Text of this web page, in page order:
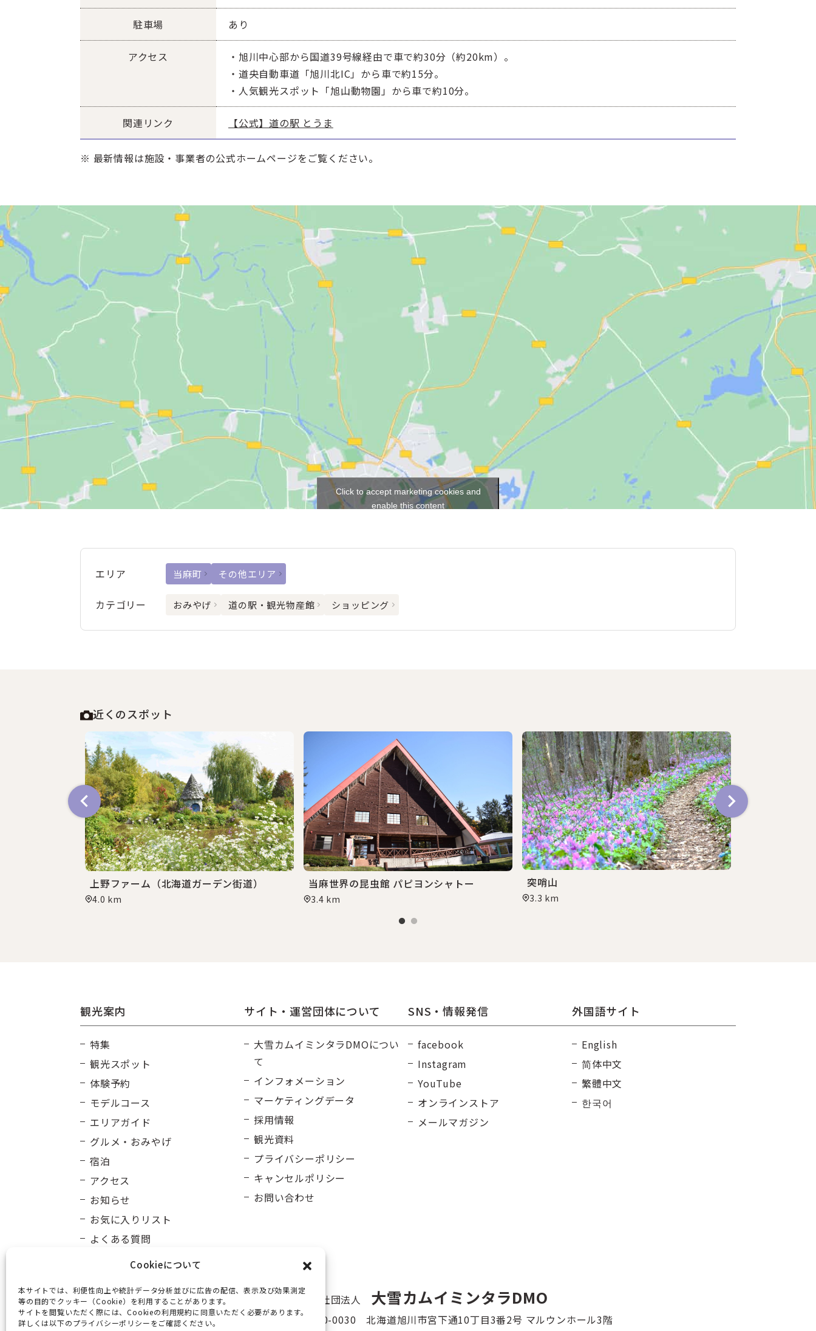
Cookieについて
本サイトでは、利便性向上や統計データ分析並びに広告の配信、表示及び効果測定
等の目的でクッキー（Cookie）を利用することがあります。
サイトを閲覧いただく際には、Cookieの利用規約に同意いただく必要があります。
詳しくは以下のプライバシーポリシーをご確認ください。
駐車場 あり
アクセス
・旭川中心部から国道39号線経由で車で約30分（約20km）。
・道央自動車道「旭川北IC」から車で約15分。
・人気観光スポット「旭山動物園」から車で約10分。
関連リンク 【公式】道の駅 とうま
※ 最新情報は施設・事業者の公式ホームページをご覧ください。
Click to accept marketing cookies and
enable this content
エリア 当麻町 その他エリア
カテゴリー おみやげ 道の駅・観光物産館 ショッピング
近くのスポット
上野ファーム（北海道ガーデン街道）
4.0 km
当麻世界の昆虫館 パピヨンシャトー
3.4 km
突哨山
3.3 km
観光案内
特集
観光スポット
体験予約
モデルコース
エリアガイド
グルメ・おみやげ
宿泊
アクセス
お知らせ
お気に入りリスト
よくある質問
サイト・運営団体について
大雪カムイミンタラDMOについ
て
インフォメーション
マーケティングデータ
採用情報
観光資料
プライバシーポリシー
キャンセルポリシー
お問い合わせ
SNS・情報発信
facebook
Instagram
YouTube
オンラインストア
メールマガジン
外国語サイト
English
简体中文
繁體中文
한국어
一般社団法人 大雪カムイミンタラDMO
〒070-0030 北海道旭川市宮下通10丁目3番2号 マルウンホール3階